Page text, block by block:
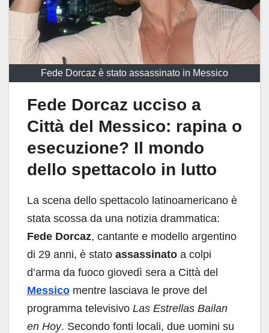
Fede Dorcaz è stato assassinato in Messico
Fede Dorcaz ucciso a
Città del Messico: rapina o
esecuzione? Il mondo
dello spettacolo in lutto
La scena dello spettacolo latinoamericano è
stata scossa da una notizia drammatica:
Fede Dorcaz, cantante e modello argentino
di 29 anni, è stato assassinato a colpi
d’arma da fuoco giovedì sera a Città del
Messico mentre lasciava le prove del
programma televisivo Las Estrellas Bailan
en Hoy. Secondo fonti locali, due uomini su